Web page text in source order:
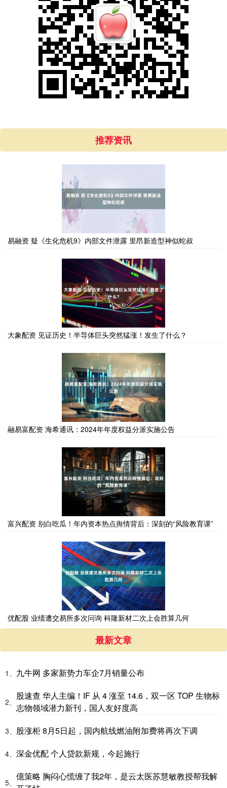
推荐资讯
易融资 疑《生化危机9》内部文件泄露 里昂新造型神似蛇叔
大象配资 见证历史！半导体巨头突然猛涨！发生了什么？
融易富配资 海希通讯：2024年年度权益分派实施公告
富兴配资 别白吃瓜！年内资本热点舆情背后：深刻的“风险教育课”
优配股 业绩遭交易所多次问询 科隆新材二次上会胜算几何
最新文章
1、 九牛网 多家新势力车企7月销量公布
2、
股速查 华人主编！IF 从 4 涨至 14.6，双一区 TOP 生物标
志物领域潜力新刊，国人友好度高
3、 股涨柜 8月5日起，国内航线燃油附加费将再次下调
4、 深金优配 个人贷款新规，今起施行
5、
億策略 胸闷心慌缠了我2年，是云太医苏慧敏教授帮我解